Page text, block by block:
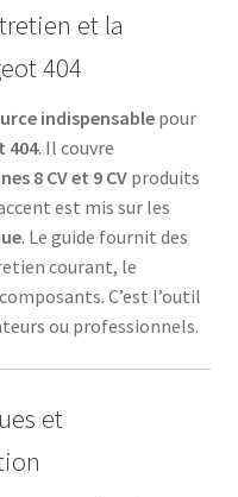
et la
404
indispensablepour
404. Il couvre
8 CV et 9 CVproduits
est mis sur les
. Le guide fournit des
courant, le
C’est l’outil
ou professionnels.
et